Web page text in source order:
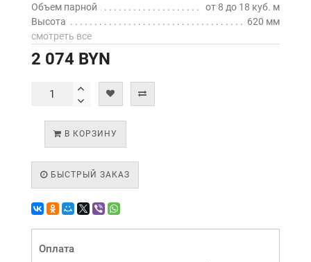
Объем парной
от 8 до 18 куб. м
Высота
620 мм
смотреть все
2 074 BYN
В КОРЗИНУ
БЫСТРЫЙ ЗАКАЗ
Оплата